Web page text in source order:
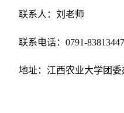
联系人：刘老师
联系电话： 0791-83813447
地址：江西农业大学团